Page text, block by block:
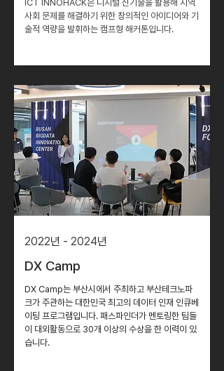
ICT INNOHACK은 디지털 신기술을 활용해 지역
사회 문제를 해결하기 위한 창의적인 아이디어와 기
술적 역량을 발휘하는 캠프형 해커톤입니다.
2022년 - 2024년
DX Camp
DX Camp는 부산시에서 주최하고 부산테크노파
크가 주관하는 대한민국 최고의 데이터 인재 인큐베
이팅 프로그램입니다. 패스파인더가 멘토링한 팀들
이 대외활동으로 30개 이상의 수상을 한 이력이 있
습니다.